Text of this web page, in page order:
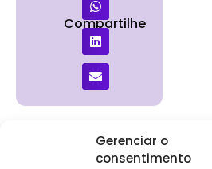
Gerenciar o
consentimento
Compartilhe
InstitucionalClientes